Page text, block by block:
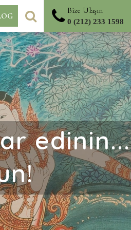
Bize Ulaşın
0 (212) 233 1598
edinin...